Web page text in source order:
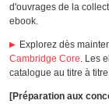
d'ouvrages de la
ebook.
Explorez dès
Cambridge Core. Les
catalogue au titre à
[Préparation aux